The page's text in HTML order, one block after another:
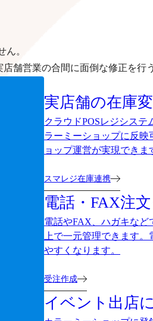
。
舗営業の合間に面倒な修正を行
実店舗の在庫
クラウドPOSレジシステ
ラーミーショップに反
ョップ運営が実現できま
スマレジ在庫連携
電話・FAX注
電話やFAX、ハガキなど
上で一元管理できます
やすくなります。
受注作成
イベント出店